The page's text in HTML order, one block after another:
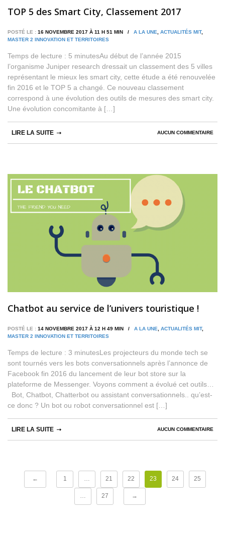
TOP 5 des Smart City, Classement 2017
POSTÉ LE : 16 NOVEMBRE 2017 À 11 H 51 MIN / A LA UNE ACTUALITÉS MIT,
MASTER 2 INNOVATION ET TERRITOIRES
Temps de lecture : 5 minutesAu début de l’année 2015
l’organisme Juniper research dressait un classement des 5 villes
représentant le mieux les smart city, cette étude a été renouvelée
fin 2016 et le TOP 5 a changé. Ce nouveau classement
correspond à une évolution des outils de mesures des smart city.
Une évolution concomitante à […]
AUCUN COMMENTAIRE
LIRE LA SUITE
Chatbot au service de l’univers touristique !
POSTÉ LE : 14 NOVEMBRE 2017 À 12 H 49 MIN / A LA UNE ACTUALITÉS MIT,
MASTER 2 INNOVATION ET TERRITOIRES
Temps de lecture : 3 minutesLes projecteurs du monde tech se
sont tournés vers les bots conversationnels après l’annonce de
Facebook fin 2016 du lancement de leur bot store sur la
plateforme de Messenger. Voyons comment a évolué cet outils…
Bot, Chatbot, Chatterbot ou assistant conversationnels.. qu’est-
ce donc ? Un bot ou robot conversationnel est […]
AUCUN COMMENTAIRE
LIRE LA SUITE
← 1 … 21 22 23 24 25
… 27 →